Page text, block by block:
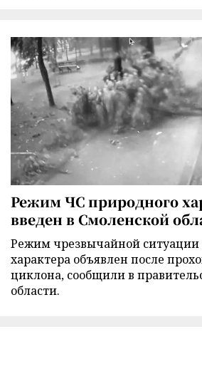
Режим ЧС природного
введен в Смоленской
Режим чрезвычайной ситуации
характера объявлен после
циклона, сообщили в
области.